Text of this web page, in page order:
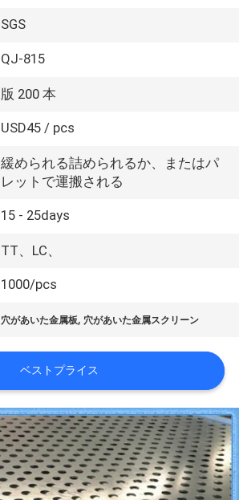
SGS
QJ-815
版 200 本
USD45 / pcs
緩められる詰められるか、またはパ
レットで運搬される
15 - 25days
TT、LC、
1000/pcs
穴があいた金属板, 穴があいた金属スクリーン
ベストプライス